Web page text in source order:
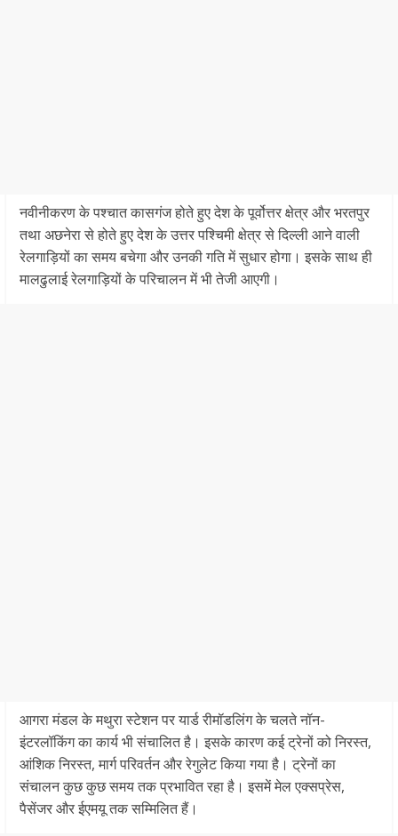
नवीनीकरण के पश्चात कासगंज होते हुए देश के पूर्वोत्तर क्षेत्र और भरतपुर
तथा अछनेरा से होते हुए देश के उत्तर पश्चिमी क्षेत्र से दिल्ली आने वाली
रेलगाड़ियों का समय बचेगा और उनकी गति में सुधार होगा। इसके साथ ही
मालढुलाई रेलगाड़ियों के परिचालन में भी तेजी आएगी।
आगरा मंडल के मथुरा स्टेशन पर यार्ड रीमॉडलिंग के चलते नॉन-
इंटरलॉकिंग का कार्य भी संचालित है। इसके कारण कई ट्रेनों को निरस्त,
आंशिक निरस्त, मार्ग परिवर्तन और रेगुलेट किया गया है। ट्रेनों का
संचालन कुछ कुछ समय तक प्रभावित रहा है। इसमें मेल एक्सप्रेस,
पैसेंजर और ईएमयू तक सम्मिलित हैं।